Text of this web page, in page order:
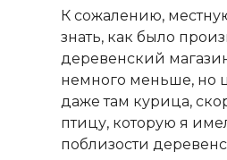
К сожалению,
знать, как было
деревенский
немного меньше, но
даже там курица,
птицу, которую я
поблизости